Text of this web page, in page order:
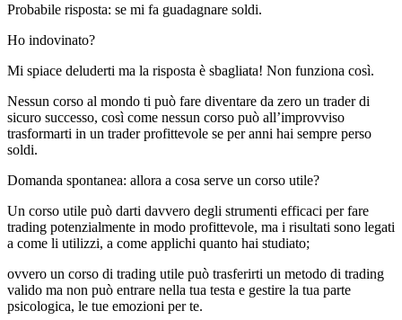
Probabile risposta: se mi fa guadagnare soldi.
Ho indovinato?
Mi spiace deluderti ma la risposta è sbagliata! Non funziona così.
Nessun corso al mondo ti può fare diventare da zero un trader di
sicuro successo, così come nessun corso può all’improvviso
trasformarti in un trader profittevole se per anni hai sempre perso
soldi.
Domanda spontanea: allora a cosa serve un corso utile?
Un corso utile può darti davvero degli strumenti efficaci per fare
trading potenzialmente in modo profittevole, ma i risultati sono legati
a come li utilizzi, a come applichi quanto hai studiato;
ovvero un corso di trading utile può trasferirti un metodo di trading
valido ma non può entrare nella tua testa e gestire la tua parte
psicologica, le tue emozioni per te.